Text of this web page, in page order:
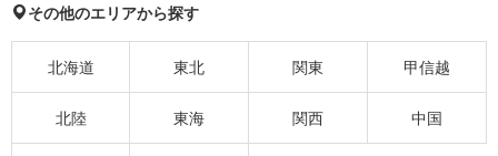
その他のエリアから探す
北海道 東北 関東 甲信越
北陸 東海 関西 中国